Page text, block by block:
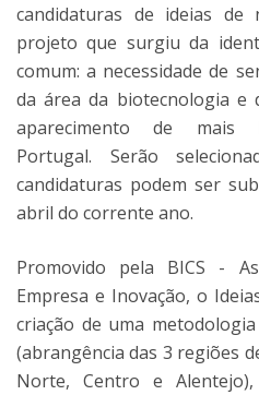
candidaturas de ideias de
projeto que surgiu da
comum: a necessidade de
da área da biotecnologia e
aparecimento de mais
Portugal. Serão
candidaturas podem ser
abril do corrente ano.
Promovido pela BICS -
Empresa e Inovação, o
criação de uma
(abrangência das 3 regiões
Norte, Centro e